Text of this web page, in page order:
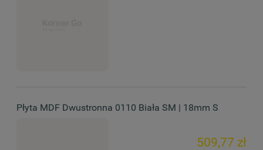
Płyta MDF Dwustronna 0110 Biała SM | 18mm S
509,77 zł